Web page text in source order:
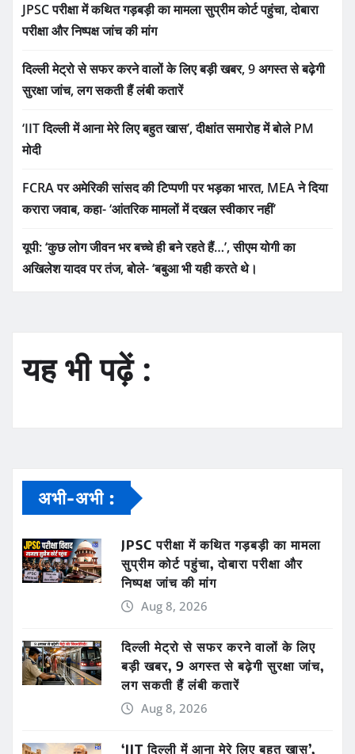
JPSC परीक्षा में कथित गड़बड़ी का मामला सुप्रीम कोर्ट पहुंचा, दोबारा
परीक्षा और निष्पक्ष जांच की मांग
दिल्ली मेट्रो से सफर करने वालों के लिए बड़ी खबर, 9 अगस्त से बढ़ेगी
सुरक्षा जांच, लग सकती हैं लंबी कतारें
‘IIT दिल्ली में आना मेरे लिए बहुत खास’, दीक्षांत समारोह में बोले PM
मोदी
FCRA पर अमेरिकी सांसद की टिप्पणी पर भड़का भारत, MEA ने दिया
करारा जवाब, कहा- ‘आंतरिक मामलों में दखल स्वीकार नहीं’
यूपी: ‘कुछ लोग जीवन भर बच्चे ही बने रहते हैं…’, सीएम योगी का
अखिलेश यादव पर तंज, बोले- ‘बबुआ भी यही करते थे।
यह भी पढ़ें :
अभी-अभी :
JPSC परीक्षा में कथित गड़बड़ी का मामला
सुप्रीम कोर्ट पहुंचा, दोबारा परीक्षा और
निष्पक्ष जांच की मांग
Aug 8, 2026
दिल्ली मेट्रो से सफर करने वालों के लिए
बड़ी खबर, 9 अगस्त से बढ़ेगी सुरक्षा जांच,
लग सकती हैं लंबी कतारें
Aug 8, 2026
‘IIT दिल्ली में आना मेरे लिए बहुत खास’,